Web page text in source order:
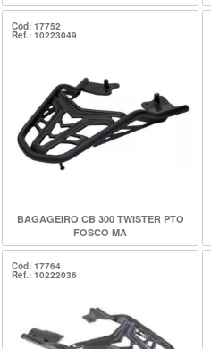
Cód: 17752
Ref.: 10223049
BAGAGEIRO CB 300 TWISTER PTO
FOSCO MA
Cód: 17764
Ref.: 10222036